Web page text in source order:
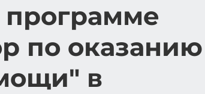
по оказанию
в